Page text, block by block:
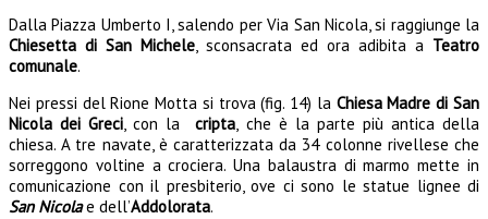
Dalla Piazza Umberto I, salendo per Via San Nicola, si raggiunge la
Chiesetta di San Michele, sconsacrata ed ora adibita a Teatro
comunale.
Nei pressi del Rione Motta si trova (fig. 14) la Chiesa Madre di San
Nicola dei Greci, con lacripta, che è la parte più antica della
chiesa. A tre navate, è caratterizzata da 34 colonne rivellese che
sorreggono voltine a crociera. Una balaustra di marmo mette in
comunicazione con il presbiterio, ove ci sono le statue lignee di
San Nicolae dell’Addolorata.